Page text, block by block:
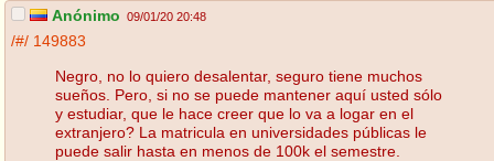
Anónimo 09/01/20 20:48
/#/ 149883
Negro, no lo quiero desalentar, seguro tiene muchos
sueños. Pero, si no se puede mantener aquí usted sólo
y estudiar, que le hace creer que lo va a logar en el
extranjero? La matricula en universidades públicas le
puede salir hasta en menos de 100k el semestre.